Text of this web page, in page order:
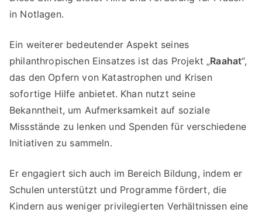
in Notlagen.
Ein weiterer bedeutender Aspekt seines
philanthropischen Einsatzes ist das Projekt „Raahat“,
das den Opfern von Katastrophen und Krisen
sofortige Hilfe anbietet. Khan nutzt seine
Bekanntheit, um Aufmerksamkeit auf soziale
Missstände zu lenken und Spenden für verschiedene
Initiativen zu sammeln.
Er engagiert sich auch im Bereich Bildung, indem er
Schulen unterstützt und Programme fördert, die
Kindern aus weniger privilegierten Verhältnissen eine